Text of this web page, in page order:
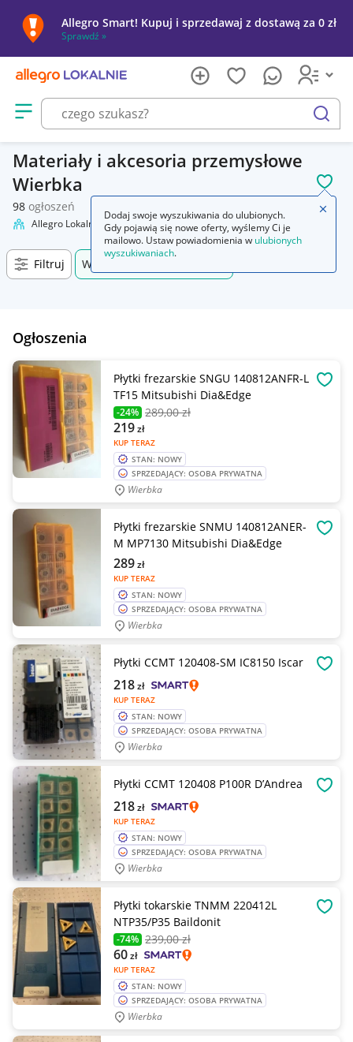
Allegro Smart! Kupuj i sprzedawaj z dostawą za 0 zł
Sprawdź »
Otwórz menu z kategoriami
szukaj
Materiały i akcesoria przemysłowe
Wierbka
98 ogłoszeń
Allegro Lokalnie Firma i usługi Przemysł Materiały i akcesoria
Filtruj Wierbka, Śląskie, +0 km
Ogłoszenia
Płytki frezarskie SNGU 140812ANFR-L
TF15 Mitsubishi Dia&Edge
-24% 289,00 zł
KUP TERAZ
219zł
STAN: NOWY
SPRZEDAJĄCY: OSOBA PRYWATNA
Wierbka
Płytki frezarskie SNMU 140812ANER-
M MP7130 Mitsubishi Dia&Edge
KUP TERAZ
289zł
STAN: NOWY
SPRZEDAJĄCY: OSOBA PRYWATNA
Wierbka
Płytki CCMT 120408-SM IC8150 Iscar
KUP TERAZ
218zł
STAN: NOWY
SPRZEDAJĄCY: OSOBA PRYWATNA
Wierbka
Płytki CCMT 120408 P100R D’Andrea
KUP TERAZ
218zł
STAN: NOWY
SPRZEDAJĄCY: OSOBA PRYWATNA
Wierbka
Płytki tokarskie TNMM 220412L
NTP35/P35 Baildonit
-74% 239,00 zł
KUP TERAZ
60zł
STAN: NOWY
SPRZEDAJĄCY: OSOBA PRYWATNA
Wierbka
Dodaj swoje wyszukiwania do ulubionych.
Gdy pojawią się nowe oferty, wyślemy Ci je
mailowo. Ustaw powiadomienia w ulubionych
wyszukiwaniach.